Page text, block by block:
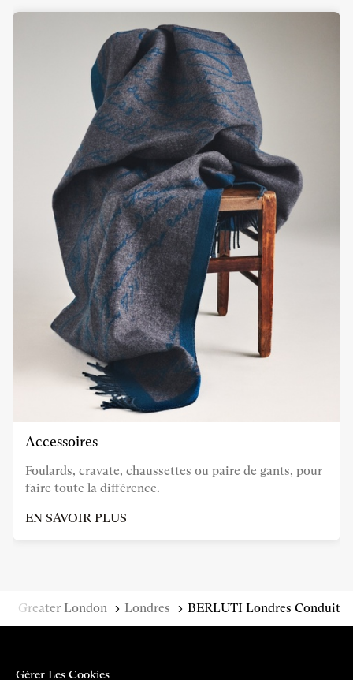
Accessoires
Foulards, cravate, chaussettes ou paire de gants, pour
faire toute la différence.
EN SAVOIR PLUS
Greater London Londres BERLUTI Londres Conduit
Gérer Les Cookies